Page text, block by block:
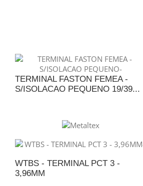
TERMINAL FASTON FEMEA -
S/ISOLACAO PEQUENO 19/39...
WTBS - TERMINAL PCT 3 -
3,96MM